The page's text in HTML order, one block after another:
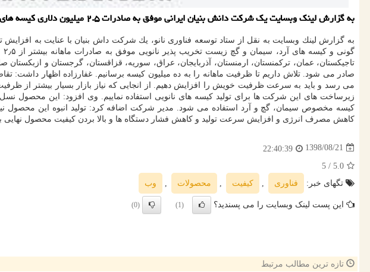
به گزارش لینك وبسایت یك شركت دانش بنیان ایرانی موفق به صادرات ۲.۵ میلیون دلاری كیسه های نانویی زیست تخریب پذیر شد.
به گزارش لینك وبسایت به نقل از ستاد توسعه فناوری نانو، یك شركت داش بنیان با عنایت به
گونی و كیسه های آرد، سیمان و گچ زیست تخریب پذیر نانویی موفق به صادرات ماهانه بیشتر از ۲٫۵ میلیون كیسه نانویی شده است. بهزاد غفارزاده، مدیر این گروه صنعتی اظهار داشت: این
صادر می شود. تلاش داریم تا ظرفیت ماهانه را به ده میلیون كیسه برسانیم. غفارزاده اظهار
می رسد و باید به سرعت ظرفیت خویش را افزایش دهیم. از انجایی كه نیاز بازار بسیار بیشتر از
زیرساخت های این شركت ها برای تولید كیسه های نانویی استفاده نماییم. وی افزود: این محصول نسل
كیسه مخصوص سیمان، گچ و آرد استفاده می شود. مدیر شركت اضافه كرد: تولید انبوه این محصول
كاهش مصرف انرژی و افزایش سرعت تولید و كاهش فشار دستگاه ها و بالا بردن كیفیت محصول نهایی
1398/08/21
22:40:39
5.0
/ 5
تگهای خبر:
فناوری كیفیت محصولات وب
این پست لینک وبسایت را می پسندید؟ (1)
(0)
تازه ترین مطالب مرتبط